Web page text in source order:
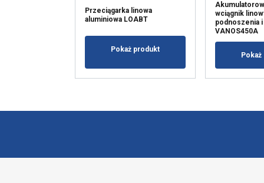
Przeciągarka linowa
aluminiowa LOABT
Pokaż produkt
wciągnik
podnoszenia i
VANOS450A